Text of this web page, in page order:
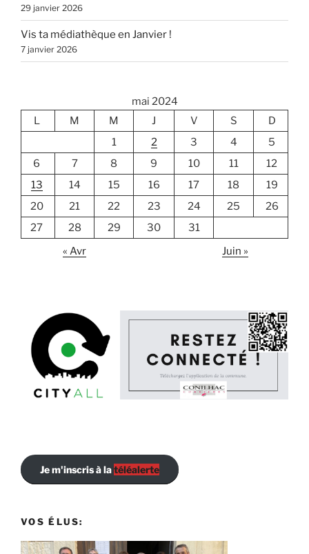
29 janvier 2026
Vis ta médiathèque en Janvier !
7 janvier 2026
mai 2024
L
M M J V S
D
1
2 3 4
5
6
7 8 9 10 11
12
13
14 15 16 17 18
19
20
21 22 23 24 25
26
27
28 29 30
31
« Avr
Juin »
Je m'inscris à latéléalerte
VOS ÉLUS: